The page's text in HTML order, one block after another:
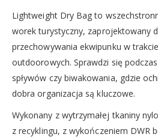
Lightweight Dry Bag to
worek turystyczny, zaprojektowany
przechowywania ekwipunku w
outdoorowych. Sprawdzi się
spływów czy biwakowania, gdzie
dobra organizacja są kluczowe.
Wykonany z wytrzymałej tkaniny
z recyklingu, z wykończeniem DWR